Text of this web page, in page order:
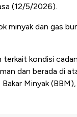
(12/5/2026).
minyak dan gas
terkait kondisi
dan berada di
Minyak